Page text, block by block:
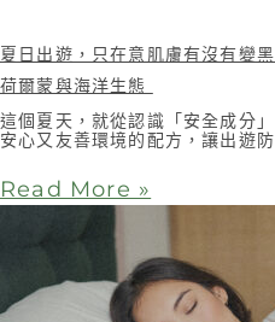
夏日出遊，只在意肌膚有沒有變
荷爾蒙與海洋生態
這個夏天，就從認識「安全成分
安心又友善環境的配方，讓出遊防
Read More »